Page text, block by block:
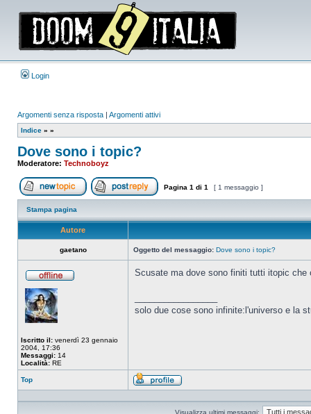
Login
Argomenti senza risposta | Argomenti attivi
Indice » »
Dove sono i topic?
Moderatore: Technoboyz
Apri un nuovo argomentoRispondi all’argomento
Pagina 1 di 1 [ 1 messaggio ]
Stampa pagina
Autore
gaetano Oggetto del messaggio: Dove sono i topic?
Iscritto il: venerdì 23 gennaio
2004, 17:36
Messaggi: 14
Località: RE
Scusate ma dove sono finiti tutti itopic che
solo due cose sono infinite:l'universo e la
Top
Profilo
Visualizza ultimi messaggi: